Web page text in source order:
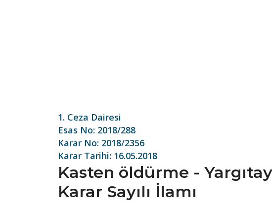
1. Ceza Dairesi
Esas No: 2018/288
Karar No: 2018/2356
Karar Tarihi: 16.05.2018
Kasten öldürme - Yargıtay
Karar Sayılı İlamı